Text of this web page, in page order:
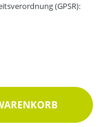
(GPSR):